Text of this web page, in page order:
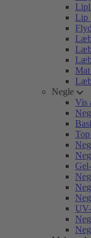
Lip
Negle
Vis
Top